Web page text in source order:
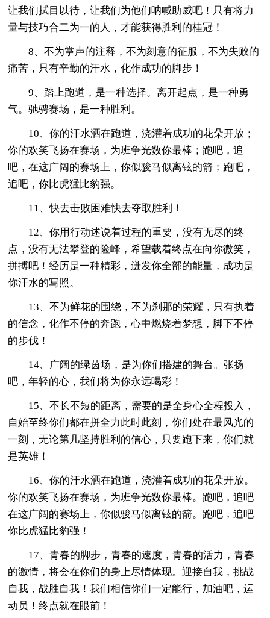
让我们拭目以待，让我们为他们呐喊助威吧！只有将力
量与技巧合二为一的人，才能获得胜利的桂冠！
8、不为掌声的注释，不为刻意的征服，不为失败的
痛苦，只有辛勤的汗水，化作成功的脚步！
9、踏上跑道，是一种选择。离开起点，是一种勇
气。驰骋赛场，是一种胜利。
10、你的汗水洒在跑道，浇灌着成功的花朵开放；
你的欢笑飞扬在赛场，为班争光数你最棒；跑吧，追
吧，在这广阔的赛场上，你似骏马似离铉的箭；跑吧，
追吧，你比虎猛比豹强。
11、快去击败困难快去夺取胜利！
12、你用行动述说着过程的重要，没有无尽的终
点，没有无法攀登的险峰，希望载着终点在向你微笑，
拼搏吧！经历是一种精彩，迸发你全部的能量，成功是
你汗水的写照。
13、不为鲜花的围绕，不为刹那的荣耀，只有执着
的信念，化作不停的奔跑，心中燃烧着梦想，脚下不停
的步伐！
14、广阔的绿茵场，是为你们搭建的舞台。张扬
吧，年轻的心，我们将为你永远喝彩！
15、不长不短的距离，需要的是全身心全程投入，
自始至终你们都在拼全力此时此刻，你们处在最风光的
一刻，无论第几坚持胜利的信心，只要跑下来，你们就
是英雄！
16、你的汗水洒在跑道，浇灌着成功的花朵开放。
你的欢笑飞扬在赛场，为班争光数你最棒。跑吧，追吧
在这广阔的赛场上，你似骏马似离铉的箭。跑吧，追吧
你比虎猛比豹强！
17、青春的脚步，青春的速度，青春的活力，青春
的激情，将会在你们的身上尽情体现。迎接自我，挑战
自我，战胜自我！我们相信你们一定能行，加油吧，运
动员！终点就在眼前！